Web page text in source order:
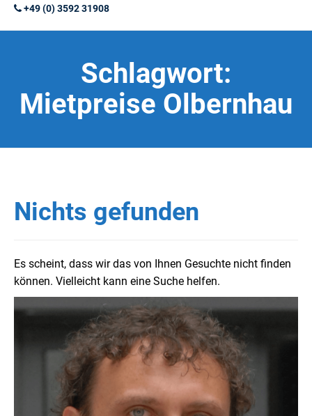
+49 (0) 3592 31908
Schlagwort:
Mietpreise Olbernhau
Nichts gefunden
Es scheint, dass wir das von Ihnen Gesuchte nicht finden
können. Vielleicht kann eine Suche helfen.